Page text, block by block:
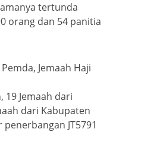
tertunda
orang dan 54 panitia
Jemaah Haji
Jemaah dari
dari Kabupaten
JT5791